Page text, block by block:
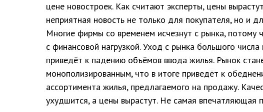
цене новостроек. Как считают эксперты, цены
неприятная новость не только для покупателя, но и
Многие фирмы со временем исчезнут с рынка, потому
с финансовой нагрузкой. Уход с рынка большого числа
приведёт к падению объёмов ввода жилья. Рынок
монополизированным, что в итоге приведёт к
ассортимента жилья, предлагаемого на продажу.
ухудшится, а цены вырастут. Не самая впечатляющая